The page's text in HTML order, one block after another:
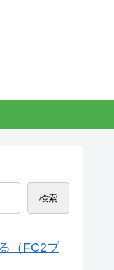
検索
（FC2ブ